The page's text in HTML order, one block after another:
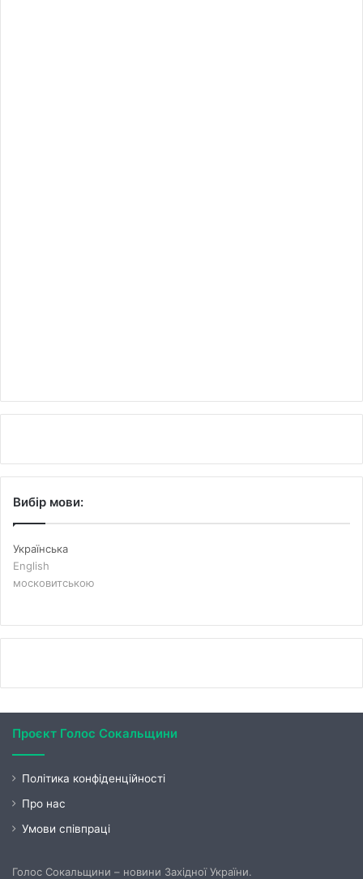
Вибір мови:
Українська
English
московитською
Проєкт Голос Сокальщини
Політика конфіденційності
Про нас
Умови співпраці
Голос Сокальщини – новини Західної України.